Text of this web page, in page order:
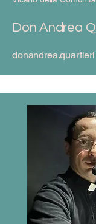
Don Andrea